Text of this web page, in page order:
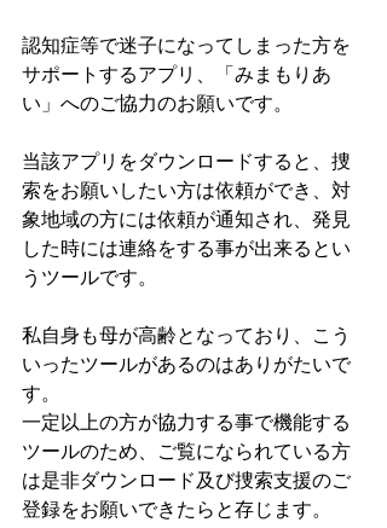
認知症等で迷子になってしまった方を
サポートするアプリ、「みまもりあ
い」へのご協力のお願いです。
当該アプリをダウンロードすると、捜
索をお願いしたい方は依頼ができ、対
象地域の方には依頼が通知され、発見
した時には連絡をする事が出来るとい
うツールです。
私自身も母が高齢となっており、こう
いったツールがあるのはありがたいで
す。
一定以上の方が協力する事で機能する
ツールのため、ご覧になられている方
は是非ダウンロード及び捜索支援のご
登録をお願いできたらと存じます。